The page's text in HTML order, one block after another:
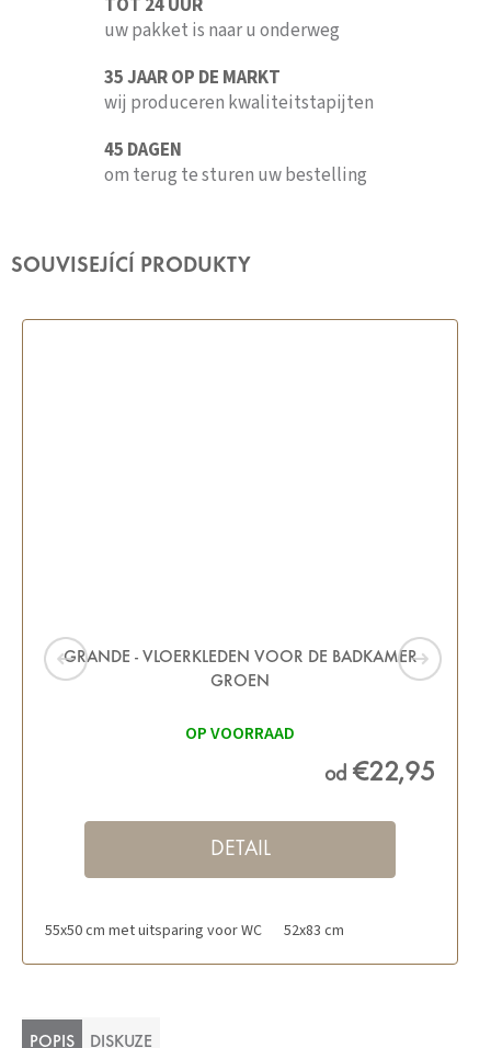
TOT 24 UUR
uw pakket is naar u onderweg
35 JAAR OP DE MARKT
wij produceren kwaliteitstapijten
45 DAGEN
om terug te sturen uw bestelling
SOUVISEJÍCÍ PRODUKTY
GRANDE - VLOERKLEDEN VOOR DE BADKAMER
GROEN
OP VOORRAAD
od €22,95
DETAIL
55x50 cm met uitsparing voor WC 52x83 cm
POPIS DISKUZE